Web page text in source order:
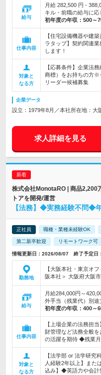
給与
月給 282,500 円 -
キル・前職の給与に
初年度の年収： 500～
仕事内容
【住宅設備機器や建
ラタップ】契約関連
します！
対象と
なる方
【応募条件】企業法
商標）をお持ちの方※
リーダー候補募集
企業データ
設立：1979年8月／本社所在地：大
求人詳細を見る
株式会社MonotaRO | 商品2,200
トアを開発/運営
【法務】◆実務経験不問◆
正社員 職種・業種未経験OK
第二新卒歓迎 リモートワーク可
情報更新日：2026/08/07 終了予定日
勤務地
【大阪本社・東京オ
阪本社＞ 大阪府大阪
給与
月給284,000円～
外手当（残業代）別
初年度の年収： 400～
仕事内容
【上場企業の法務担
財管理など法務全般
の活躍を期待 ◆残業
対象と
なる方
【法学部 or 法学研究
人経験2年以上】また
込み】◆英語力や会計